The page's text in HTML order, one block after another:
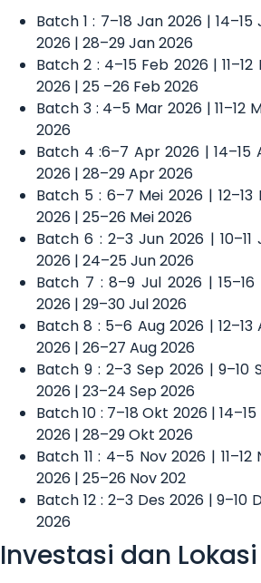
Batch 1 : 7–18 Jan 2026 |
2026 | 28–29 Jan 2026
Batch 2 : 4–15 Feb 2026 |
2026 | 25 –26 Feb 2026
Batch 3 : 4–5 Mar 2026 | 11–12
2026
Batch 4 :6–7 Apr 2026 | 14–15
2026 | 28–29 Apr 2026
Batch 5 : 6–7 Mei 2026 | 12–13
2026 | 25–26 Mei 2026
Batch 6 : 2–3 Jun 2026 | 10–11
2026 | 24–25 Jun 2026
Batch 7 : 8–9 Jul 2026 |
2026 | 29–30 Jul 2026
Batch 8 : 5–6 Aug 2026 | 12–13
2026 | 26–27 Aug 2026
Batch 9 : 2–3 Sep 2026 | 9–10
2026 | 23–24 Sep 2026
Batch 10 : 7–18 Okt 2026 |
2026 | 28–29 Okt 2026
Batch 11 : 4–5 Nov 2026 |
2026 | 25–26 Nov 202
Batch 12 : 2–3 Des 2026 | 9–10
2026
Investasi dan